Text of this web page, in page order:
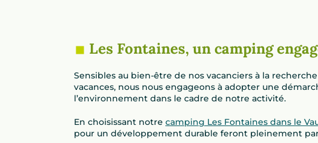
Les Fontaines, un camping
Sensibles au bien-être de nos vacanciers à la
vacances, nous nous engageons à adopter une
l’environnement dans le cadre de notre activité.
En choisissant notre camping Les Fontaines dans le
pour un développement durable feront pleinement